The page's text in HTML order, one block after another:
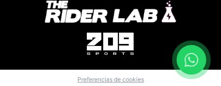
Preferencias de cookies